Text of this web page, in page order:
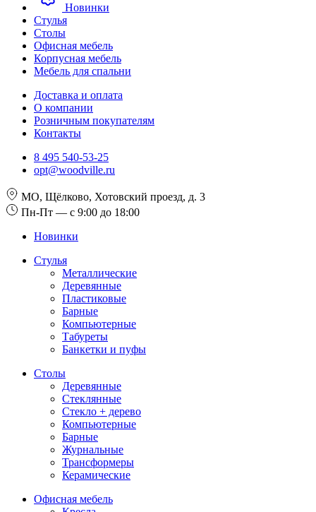
Новинки
Стулья
Столы
Офисная мебель
Корпусная мебель
Мебель для спальни
Доставка и оплата
О компании
Розничным покупателям
Контакты
8 495 540-53-25
opt@woodville.ru
МО, Щёлково, Хотовский проезд, д. 3
Пн-Пт — с 9:00 до 18:00
Новинки
Стулья
Металлические
Деревянные
Пластиковые
Барные
Компьютерные
Табуреты
Банкетки и пуфы
Столы
Деревянные
Стеклянные
Стекло + дерево
Компьютерные
Барные
Журнальные
Трансформеры
Керамические
Офисная мебель